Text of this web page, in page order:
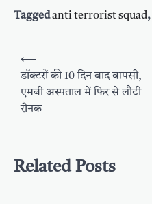
Taggedanti terrorist squad,
Post
navigation
⟵
डॉक्टरों की 10 दिन बाद वापसी,
एमबी अस्पताल में फिर से लौटी
रौनक
Related Posts